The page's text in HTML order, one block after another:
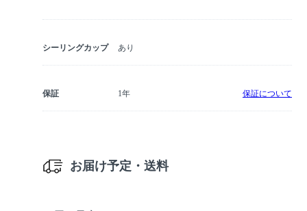
シーリングカップ あり
保証 1年 保証について
お届け予定・送料